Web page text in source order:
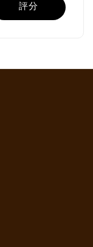
評分